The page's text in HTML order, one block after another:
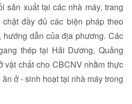
sản xuất tại các nhà máy, trang
đầy đủ các biện pháp theo
hướng dẫn của địa phương. Các
thép tại Hải Dương, Quảng
vật chất cho CBCNV nhằm thực
ở - sinh hoạt tại nhà máy trong